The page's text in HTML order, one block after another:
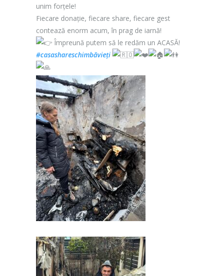
unim forțele!
Fiecare donație, fiecare share, fiecare gest
contează enorm acum, în prag de iarnă!
Împreună putem să le redăm un ACASĂ!
#casashareschimbăvieți